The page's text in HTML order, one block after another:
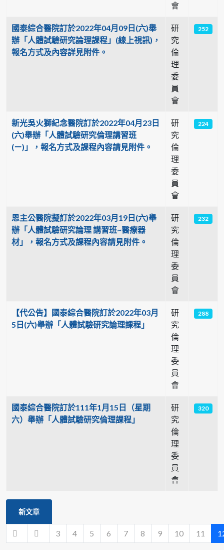
會
國泰綜合醫院訂於2022年04月09日(六)舉
辦「人體試驗研究論理課程」(線上視訊)，
報名方式及內容詳見附件。
研
究
倫
理
委
員
會
252
新光吳火獅紀念醫院訂於2022年04月23日
(六)舉辦「人體試驗研究倫理講習班
(ㄧ)」，報名方式及課程內容請見附件。
研
究
倫
理
委
員
會
224
恩主公醫院擬訂於2022年03月19日(六)舉
辦「人體試驗研究論理 講習班~醫療器
材」，報名方式及課程內容請見附件。
研
究
倫
理
委
員
會
232
【代公告】國泰綜合醫院訂於2022年03月
5日(六)舉辦「人體試驗研究論理課程」
研
究
倫
理
委
員
會
288
國泰綜合醫院訂於111年1月15日（星期
六）舉辦「人體試驗研究倫理課程」
研
究
倫
理
委
員
會
320
新文章
3 4 5 6 7 8 9 10 11